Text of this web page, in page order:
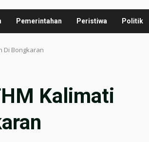
Pemerintahan Peristiwa Politik
Di Bongkaran
Kalimati